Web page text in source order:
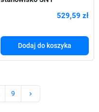
529,59 zł
Dodaj do koszyka
9 keyboard_arrow_right